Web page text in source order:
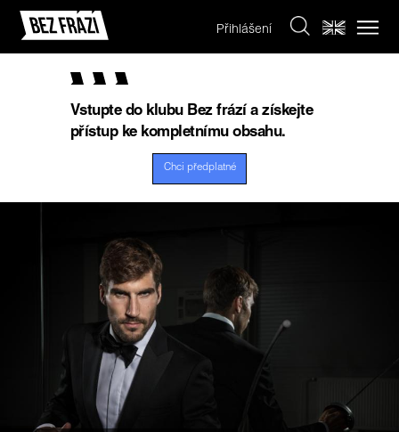
Přihlášení
Vstupte do klubu Bez frází a získejte
přístup ke kompletnímu obsahu.
Chci předplatné